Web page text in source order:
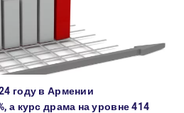
году в Армении
а курс драма на уровне 414